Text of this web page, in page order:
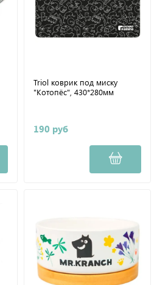
Triol коврик под миску
"Котопёс", 430*280мм
190 руб